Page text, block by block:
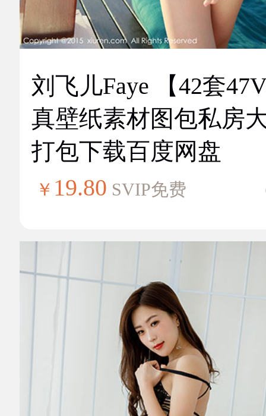
刘飞儿Faye 【42套
真壁纸素材图包私房
打包下载百度网盘
￥ 19.80 SVIP免费